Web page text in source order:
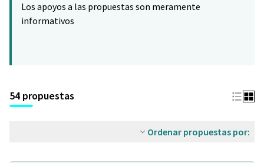
Los apoyos a las propuestas son meramente
informativos
54 propuestas
Ordenar propuestas por: